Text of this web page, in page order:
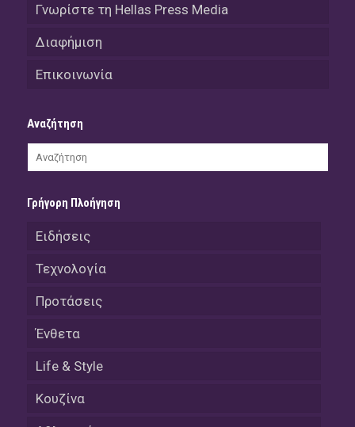
Γνωρίστε τη Hellas Press Media
Διαφήμιση
Επικοινωνία
Αναζήτηση
Γρήγορη Πλοήγηση
Ειδήσεις
Τεχνολογία
Προτάσεις
Ένθετα
Life & Style
Κουζίνα